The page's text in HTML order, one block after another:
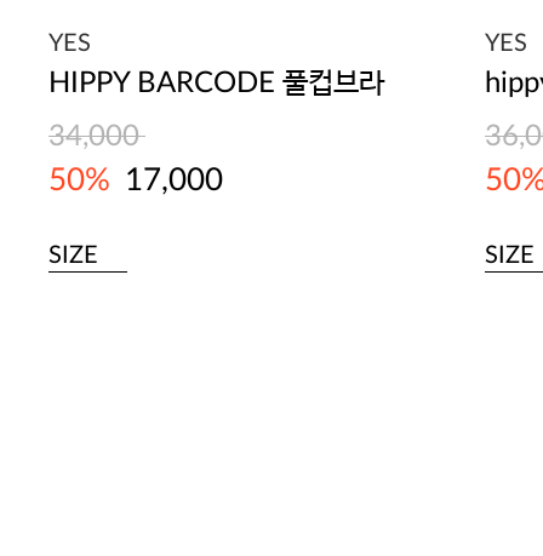
YES
HIPPY BARCODE 풀컵브라
34,000
50% 17,000
SIZE
YES
SIZE